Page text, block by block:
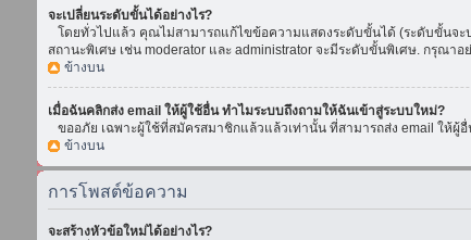
จะเปลี่ยนระดับขั้นได้อย่างไร?
โดยทั่วไปแล้ว คุณไม่สามารถแก้ไขข้อความแสดงระดับขั้นได้ (ระดับขั้นจ
สถานะพิเศษ เช่น moderator และ administrator จะมีระดับขั้นพิเศษ. กรุณ
ข้างบน
เมื่อฉันคลิกส่ง email ให้ผู้ใช้อื่น ทำไมระบบถึงถามให้ฉันเข้าสู่ระบบใหม่?
ขออภัย เฉพาะผู้ใช้ที่สมัครสมาชิกแล้วแล้วเท่านั้น ที่สามารถส่ง email ให้
ข้างบน
การโพสต์ข้อความ
จะสร้างหัวข้อใหม่ได้อย่างไร?